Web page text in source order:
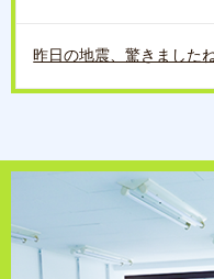
昨日の地震、驚きました